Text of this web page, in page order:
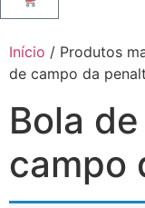
Início / Produtos
de campo da
Bola
campo